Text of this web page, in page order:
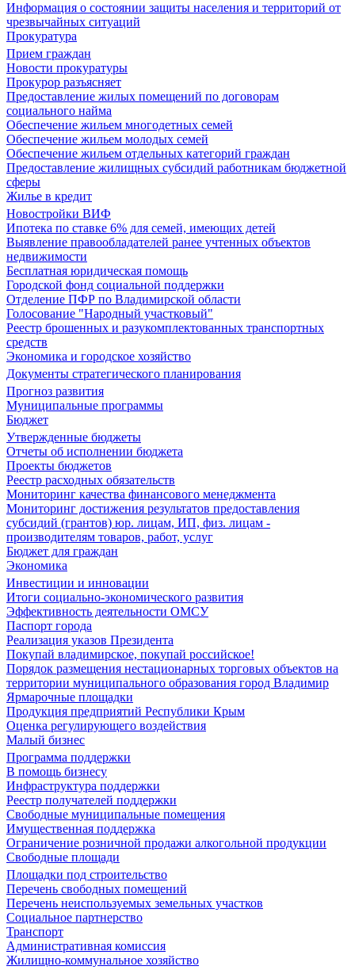
Информация о состоянии защиты населения и территорий от
чрезвычайных ситуаций
Прокуратура
Прием граждан
Новости прокуратуры
Прокурор разъясняет
Предоставление жилых помещений по договорам
социального найма
Обеспечение жильем многодетных семей
Обеспечение жильем молодых семей
Обеспечение жильем отдельных категорий граждан
Предоставление жилищных субсидий работникам бюджетной
сферы
Жилье в кредит
Новостройки ВИФ
Ипотека по ставке 6% для семей, имеющих детей
Выявление правообладателей ранее учтенных объектов
недвижимости
Бесплатная юридическая помощь
Городской фонд социальной поддержки
Отделение ПФР по Владимирской области
Голосование "Народный участковый"
Реестр брошенных и разукомплектованных транспортных
средств
Экономика и городское хозяйство
Документы стратегического планирования
Прогноз развития
Муниципальные программы
Бюджет
Утвержденные бюджеты
Отчеты об исполнении бюджета
Проекты бюджетов
Реестр расходных обязательств
Мониторинг качества финансового менеджмента
Мониторинг достижения результатов предоставления
субсидий (грантов) юр. лицам, ИП, физ. лицам -
производителям товаров, работ, услуг
Бюджет для граждан
Экономика
Инвестиции и инновации
Итоги социально-экономического развития
Эффективность деятельности ОМСУ
Паспорт города
Реализация указов Президента
Покупай владимирское, покупай российское!
Порядок размещения нестационарных торговых объектов на
территории муниципального образования город Владимир
Ярмарочные площадки
Продукция предприятий Республики Крым
Оценка регулирующего воздействия
Малый бизнес
Программа поддержки
В помощь бизнесу
Инфраструктура поддержки
Реестр получателей поддержки
Свободные муниципальные помещения
Имущественная поддержка
Ограничение розничной продажи алкогольной продукции
Свободные площади
Площадки под строительство
Перечень свободных помещений
Перечень неиспользуемых земельных участков
Социальное партнерство
Транспорт
Административная комиссия
Жилищно-коммунальное хозяйство